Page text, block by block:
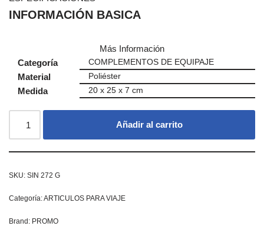
INFORMACIÓN BASICA
Más Información
Categoría
COMPLEMENTOS DE EQUIPAJE
Material Poliéster
Medida 20 x 25 x 7 cm
Añadir al carrito
SKU: SIN 272 G
Categoría:ARTICULOS PARA VIAJE
Brand: PROMO